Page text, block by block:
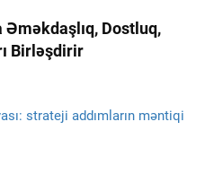
Əməkdaşlıq, Dostluq,
Birləşdirir